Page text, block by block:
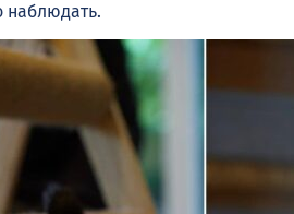
наблюдать.